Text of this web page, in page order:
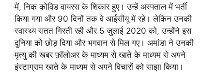
में, निक कोविड वायरस के शिकार हुए। उन्हें अस्पताल में भर्ती
किया गया और 90 दिनों तक वे आईसीयू में रहे। लेकिन उनकी
स्वास्थ्य सतत गिरती रही और 5 जुलाई 2020 को, उन्होंने इस
दुनिया को छोड़ दिया और भगवान से मिल गए। अमांडा ने उनकी
मृत्यु की खबर फ़ॉलोअर के माध्यम से खाते के माध्यम से अपने
इंस्टाग्राम खाते के माध्यम से अपने विचारों को साझा किया।